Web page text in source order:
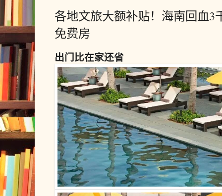
各地文旅大额补贴！海南回血3
免费房
出门比在家还省